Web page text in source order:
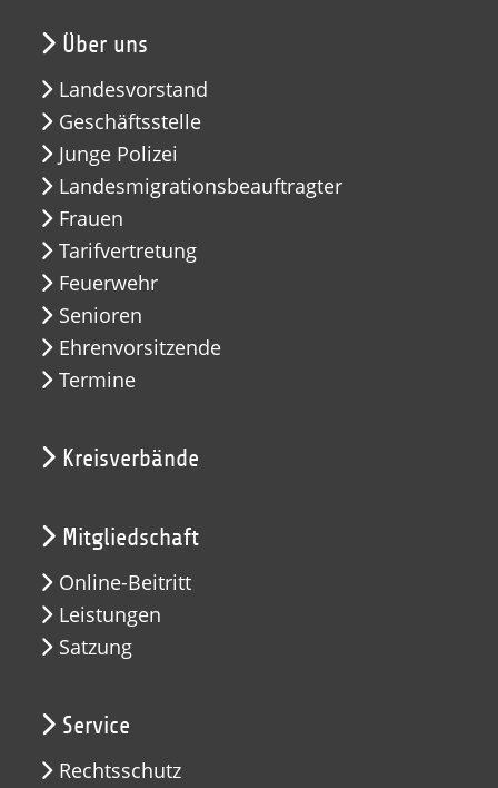
Über uns
Landesvorstand
Geschäftsstelle
Junge Polizei
Landesmigrationsbeauftragter
Frauen
Tarifvertretung
Feuerwehr
Senioren
Ehrenvorsitzende
Termine
Kreisverbände
Mitgliedschaft
Online-Beitritt
Leistungen
Satzung
Service
Rechtsschutz